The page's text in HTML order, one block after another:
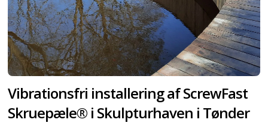
Vibrationsfri installering af ScrewFast
Skruepæle® i Skulpturhaven i Tønder